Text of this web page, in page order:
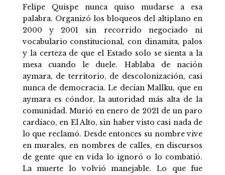
Felipe Quispe nunca quiso mudarse a esa
palabra. Organizó los bloqueos del altiplano en
2000 y 2001 sin recorrido negociado ni
vocabulario constitucional, con dinamita, palos
y la certeza de que el Estado solo se sienta a la
mesa cuando le duele. Hablaba de nación
aymara, de territorio, de descolonización, casi
nunca de democracia. Le decían Mallku, que en
aymara es cóndor, la autoridad más alta de la
comunidad. Murió en enero de 2021 de un paro
cardíaco, en El Alto, sin haber visto casi nada de
lo que reclamó. Desde entonces su nombre vive
en murales, en nombres de calles, en discursos
de gente que en vida lo ignoró o lo combatió.
La muerte lo volvió manejable. Lo que fue